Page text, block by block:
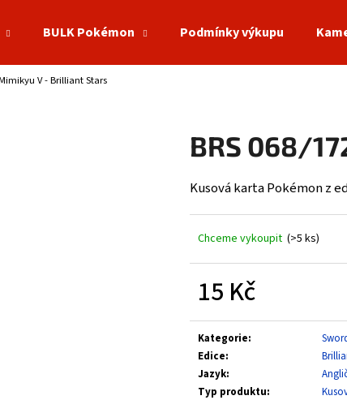
BULK Pokémon Podmínky výkupu
V - Brilliant Stars
BRS 068/
Kusová karta Pokémon z
Chceme vykoupit (>5 ks)
15 Kč
cena:
Kategorie:
Edice:
Jazyk:
Typ produktu:
Co potřebujete najít?
HLEDAT
ASCENDED HEROES REVERSE HOLO BULK
MEGA
0,20 Kč